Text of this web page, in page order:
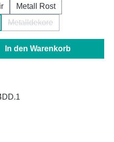
Metall Rost
Metalldekore
den gewünschten
In den Warenkorb